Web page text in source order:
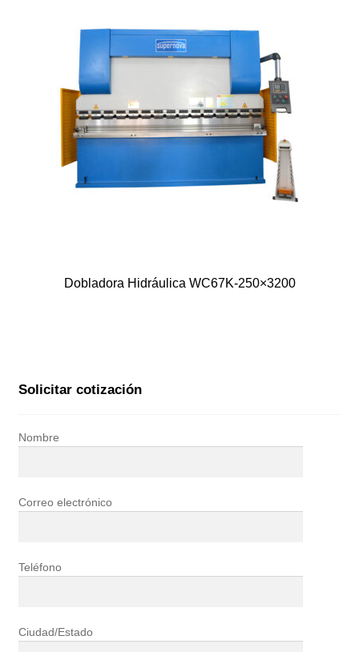
Dobladora Hidráulica WC67K-250×3200
Solicitar cotización
Nombre
Correo electrónico
Teléfono
Ciudad/Estado